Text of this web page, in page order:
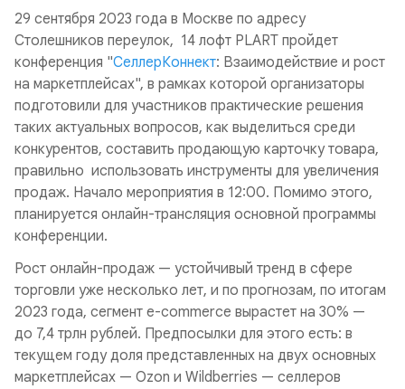
29 сентября 2023 года в Москве по адресу
Столешников переулок, 14 лофт PLART пройдет
конференция "СеллерКоннект: Взаимодействие и рост
на маркетплейсах", в рамках которой организаторы
подготовили для участников практические решения
таких актуальных вопросов, как выделиться среди
конкурентов, составить продающую карточку товара,
правильно использовать инструменты для увеличения
продаж. Начало мероприятия в 12:00. Помимо этого,
планируется онлайн-трансляция основной программы
конференции.
Рост онлайн-продаж — устойчивый тренд в сфере
торговли уже несколько лет, и по прогнозам, по итогам
2023 года, сегмент e-commerce вырастет на 30% —
до 7,4 трлн рублей. Предпосылки для этого есть: в
текущем году доля представленных на двух основных
маркетплейсах — Ozon и Wildberries — селлеров